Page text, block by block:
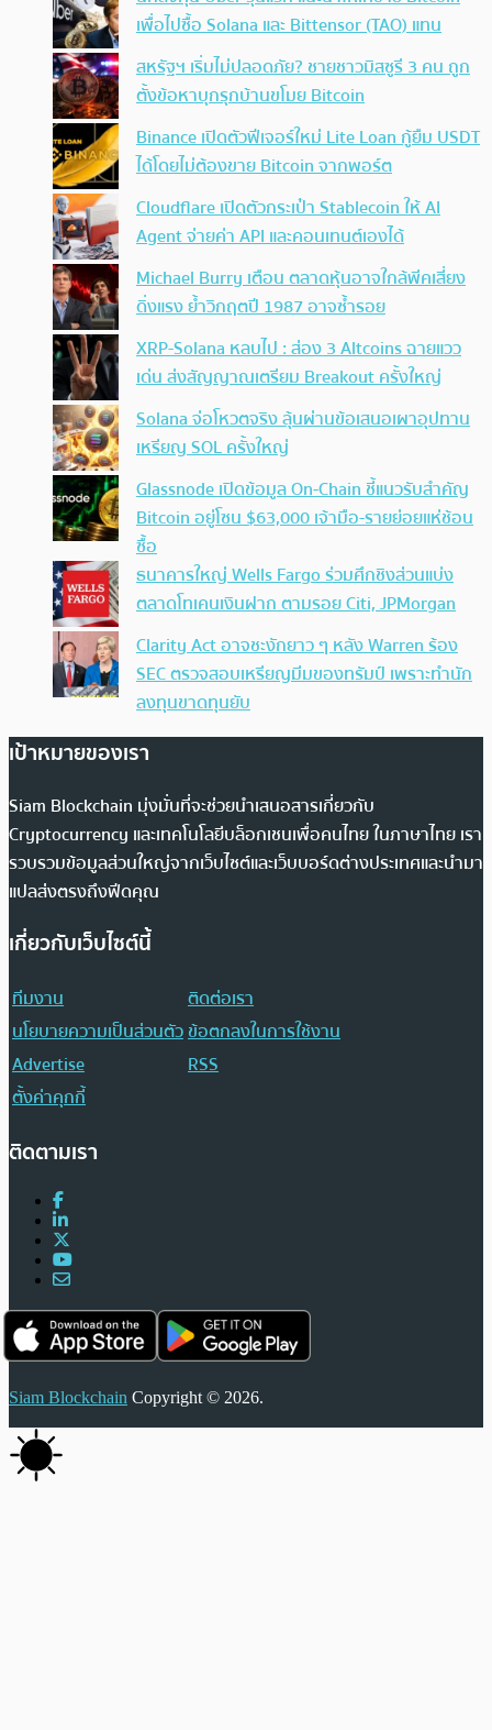
เพื่อไปซื้อ Solana และ Bittensor (TAO) แทน
สหรัฐฯ เริ่มไม่ปลอดภัย? ชายชาวมิสซูรี 3 คน ถูก
ตั้งข้อหาบุกรุกบ้านขโมย Bitcoin
Binance เปิดตัวฟีเจอร์ใหม่ Lite Loan กู้ยืม USDT
ได้โดยไม่ต้องขาย Bitcoin จากพอร์ต
Cloudflare เปิดตัวกระเป๋า Stablecoin ให้ AI
Agent จ่ายค่า API และคอนเทนต์เองได้
Michael Burry เตือน ตลาดหุ้นอาจใกล้พีคเสี่ยง
ดิ่งแรง ย้ำวิกฤตปี 1987 อาจซ้ำรอย
XRP-Solana หลบไป : ส่อง 3 Altcoins ฉายแวว
เด่น ส่งสัญญาณเตรียม Breakout ครั้งใหญ่
Solana จ่อโหวตจริง ลุ้นผ่านข้อเสนอเผาอุปทาน
เหรียญ SOL ครั้งใหญ่
Glassnode เปิดข้อมูล On-Chain ชี้แนวรับสำคัญ
Bitcoin อยู่โซน $63,000 เจ้ามือ-รายย่อยแห่ช้อน
ซื้อ
ธนาคารใหญ่ Wells Fargo ร่วมศึกชิงส่วนแบ่ง
ตลาดโทเคนเงินฝาก ตามรอย Citi, JPMorgan
Clarity Act อาจชะงักยาว ๆ หลัง Warren ร้อง
SEC ตรวจสอบเหรียญมีมของทรัมป์ เพราะทำนัก
ลงทุนขาดทุนยับ
เป้าหมายของเรา
Siam Blockchain มุ่งมั่นที่จะช่วยนำเสนอสารเกี่ยวกับ
Cryptocurrency และเทคโนโลยีบล็อกเชนเพื่อคนไทย ในภาษาไทย เรา
รวบรวมข้อมูลส่วนใหญ่จากเว็บไซต์และเว็บบอร์ดต่างประเทศและนำมา
แปลส่งตรงถึงฟีดคุณ
เกี่ยวกับเว็บไซต์นี้
ทีมงาน
ติดต่อเรา
นโยบายความเป็นส่วนตัวข้อตกลงในการใช้งาน
Advertise
RSS
ตั้งค่าคุกกี้
ติดตามเรา
Siam Blockchain Copyright © 2026.